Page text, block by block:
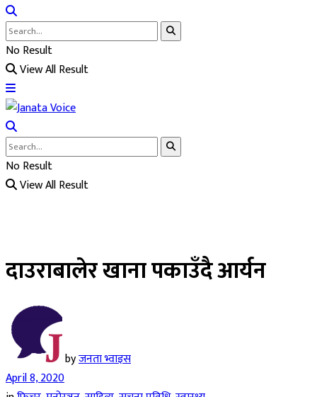
No Result
View All Result
No Result
View All Result
दाउराबालेर खाना पकाउँदै आर्यन
byजनता भ्वाइस
April 8, 2020